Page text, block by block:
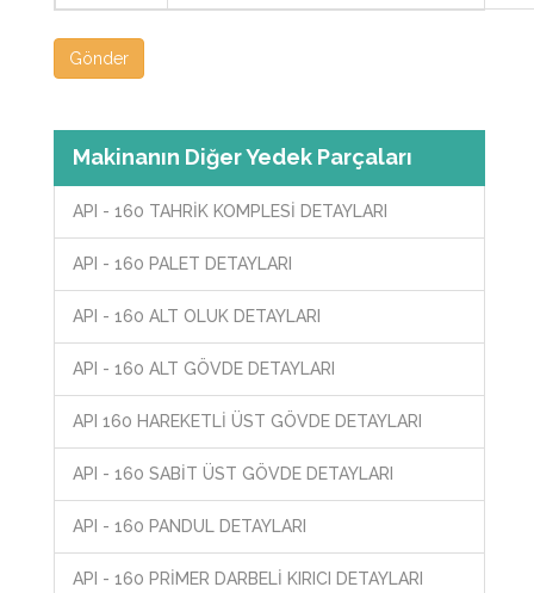
Gönder
Makinanın Diğer Yedek Parçaları
API - 160 TAHRİK KOMPLESİ DETAYLARI
API - 160 PALET DETAYLARI
API - 160 ALT OLUK DETAYLARI
API - 160 ALT GÖVDE DETAYLARI
API 160 HAREKETLİ ÜST GÖVDE DETAYLARI
API - 160 SABİT ÜST GÖVDE DETAYLARI
API - 160 PANDUL DETAYLARI
API - 160 PRİMER DARBELİ KIRICI DETAYLARI